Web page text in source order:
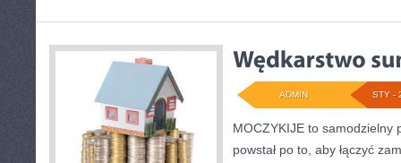
STY -
ADMIN
MOCZYKIJE to samodzielny
powstał po to, aby łączyć